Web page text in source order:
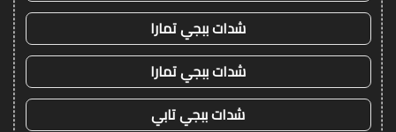
شدات ببجي تمارا
شدات ببجي تمارا
شدات ببجي تابي